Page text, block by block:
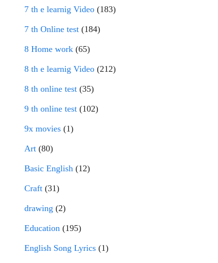
7 th e learnig Video (183)
7 th Online test (184)
8 Home work (65)
8 th e learnig Video (212)
8 th online test (35)
9 th online test (102)
9x movies (1)
Art (80)
Basic English (12)
Craft (31)
drawing (2)
Education (195)
English Song Lyrics (1)